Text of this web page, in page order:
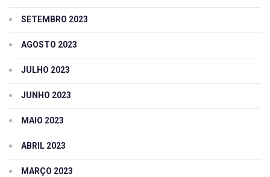
SETEMBRO 2023
AGOSTO 2023
JULHO 2023
JUNHO 2023
MAIO 2023
ABRIL 2023
MARÇO 2023